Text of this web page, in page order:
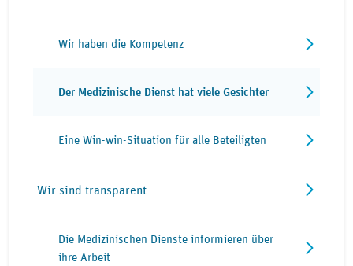
Wir haben die Kompetenz
Der Medizinische Dienst hat viele Gesichter
Eine Win-win-Situation für alle Beteiligten
Wir sind transparent
Die Medizinischen Dienste informieren über
ihre Arbeit